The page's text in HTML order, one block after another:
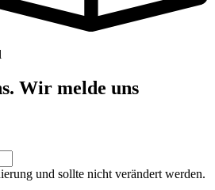
Wir melde uns
und sollte nicht verändert werden.